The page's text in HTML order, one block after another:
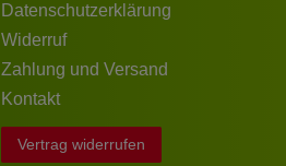
Datenschutzerklärung
Widerruf
Zahlung und Versand
Kontakt
Vertrag widerrufen